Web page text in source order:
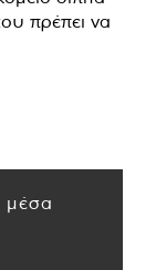
πρέπει να
μέσα